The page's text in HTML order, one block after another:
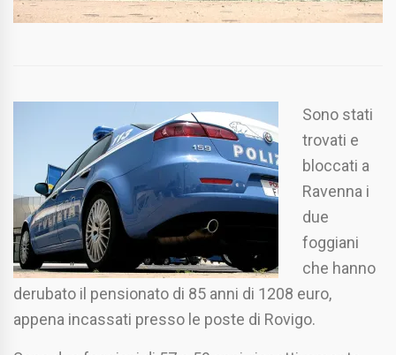
Sono stati
trovati e
bloccati a
Ravenna i
due
foggiani
che hanno
derubato il pensionato di 85 anni di 1208 euro,
appena incassati presso le poste di Rovigo.